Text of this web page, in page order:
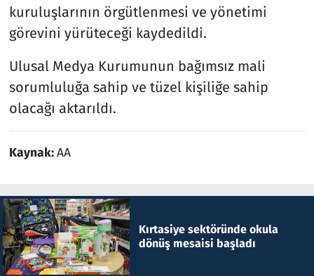
kuruluşlarının örgütlenmesi ve yönetimi
görevini yürüteceği kaydedildi.
Ulusal Medya Kurumunun bağımsız mali
sorumluluğa sahip ve tüzel kişiliğe sahip
olacağı aktarıldı.
Kaynak:AA
Kırtasiye sektöründe okula
dönüş mesaisi başladı